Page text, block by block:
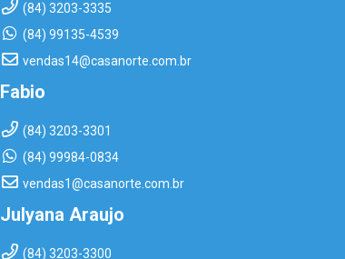
(84) 3203-3335
(84) 99135-4539
vendas14@casanorte.com.br
Fabio
(84) 3203-3301
(84) 99984-0834
vendas1@casanorte.com.br
Julyana Araujo
(84) 3203-3300